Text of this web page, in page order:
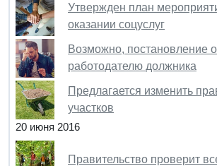
Утвержден план
оказании соцуслуг
Возможно, постановление
работодателю должника
Предлагается изменить
участков
20 июня 2016
Правительство проверит